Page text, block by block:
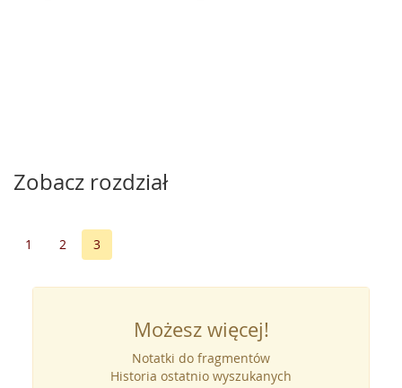
Zobacz rozdział
1 2 3
Możesz więcej!
Notatki do fragmentów
Historia ostatnio wyszukanych